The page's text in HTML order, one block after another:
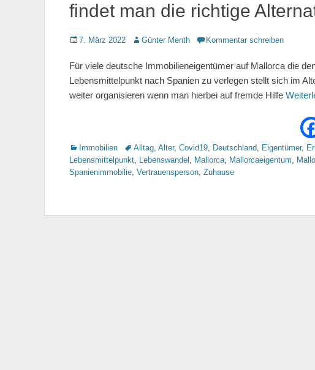
findet man die richtige
Gepostet
7. März 2022 AutorGünter Menth Kommentar schreiben
Für viele deutsche Immobilieneigentümer auf Mallorca die
Lebensmittelpunkt nach Spanien zu verlegen stellt sich im
weiter organisieren wenn man hierbei auf fremde Hilfe
Kategorien
Immobilien TagsAlltag, Alter, Covid19, Deutschland, Eigentümer,
Lebensmittelpunkt, Lebenswandel , Mallorca, Mallorcaeigentum,
Spanienimmobilie, Vertrauensperson, Zuhause